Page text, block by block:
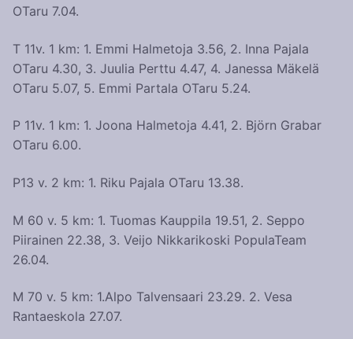
OTaru 7.04.
T 11v. 1 km: 1. Emmi Halmetoja 3.56, 2. Inna Pajala
OTaru 4.30, 3. Juulia Perttu 4.47, 4. Janessa Mäkelä
OTaru 5.07, 5. Emmi Partala OTaru 5.24.
P 11v. 1 km: 1. Joona Halmetoja 4.41, 2. Björn Grabar
OTaru 6.00.
P13 v. 2 km: 1. Riku Pajala OTaru 13.38.
M 60 v. 5 km: 1. Tuomas Kauppila 19.51, 2. Seppo
Piirainen 22.38, 3. Veijo Nikkarikoski PopulaTeam
26.04.
M 70 v. 5 km: 1.Alpo Talvensaari 23.29. 2. Vesa
Rantaeskola 27.07.